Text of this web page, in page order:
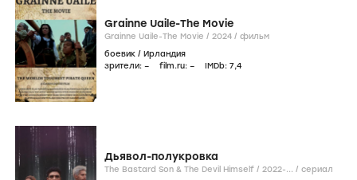
Grainne Uaile-The Movie
Grainne Uaile-The Movie / 2024 / фильм
боевик / Ирландия
зрители: – film.ru: – IMDb: 7,4
Дьявол-полукровка
The Bastard Son & The Devil Himself / 2022-... / сериал